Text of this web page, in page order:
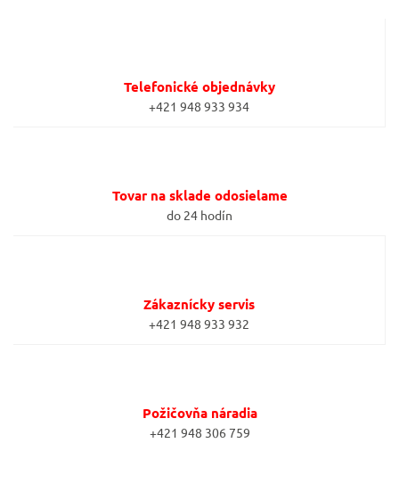
Telefonické objednávky
+421 948 933 934
Tovar na sklade odosielame
do 24 hodín
Zákaznícky servis
+421 948 933 932
Požičovňa náradia
+421 948 306 759